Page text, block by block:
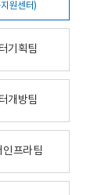
원센터)
기획팀
개방팀
인프라팀